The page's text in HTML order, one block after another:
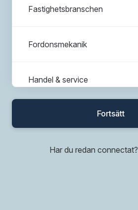
Fastighetsbranschen
Fordonsmekanik
Handel & service
Fortsätt
Har du redan connectat?